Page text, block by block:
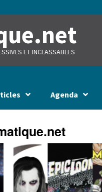
ET INCLASSABLES
Agenda